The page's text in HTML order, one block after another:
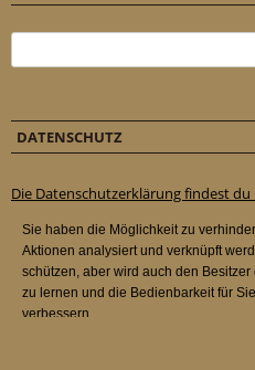
DATENSCHUTZ
Die Datenschutzerklärung findest du